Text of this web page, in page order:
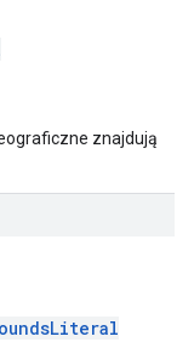
znajdują